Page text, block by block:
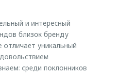
и интересный
близок бренду
отличает уникальный
среди поклонников